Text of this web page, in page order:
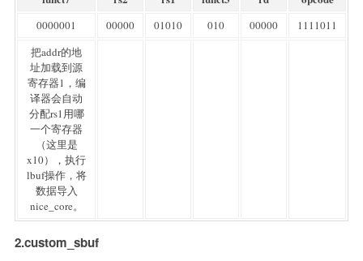
0000001 00000 01010 010 00000
1111011
把addr的地
址加载到源
寄存器1，编
译器会自动
分配rs1用哪
一个寄存器
（这里是
x10），执行
lbuf操作，将
数据导入
nice_core。
2.custom_sbuf